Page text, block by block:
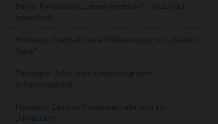
Berlin: Fortbildung „Lernen begleiten“ – jetzt noch
bewerben!
Hamburg: Stadtteilschule Wilhelmsburg mit „Blauem
Salon“
Thüringen: Zehn Jahre Landesprogramm
Schulsozialarbeit
Hamburg: Campus Struenseestraße wird ein
„Hingucker“